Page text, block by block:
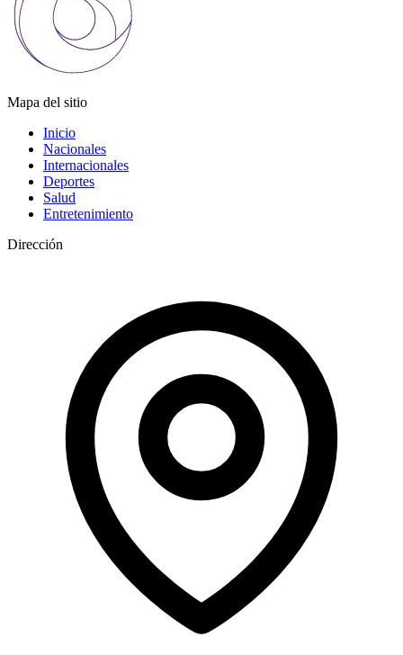
Mapa del sitio
Inicio
Nacionales
Internacionales
Deportes
Salud
Entretenimiento
Dirección